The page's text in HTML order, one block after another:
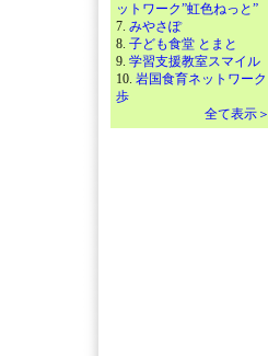
ットワーク”虹色ねっと”
7. みやさぽ
8. 子ども食堂 とまと
9. 学習支援教室スマイル
10. 岩国食育ネットワーク
歩
全て表示＞